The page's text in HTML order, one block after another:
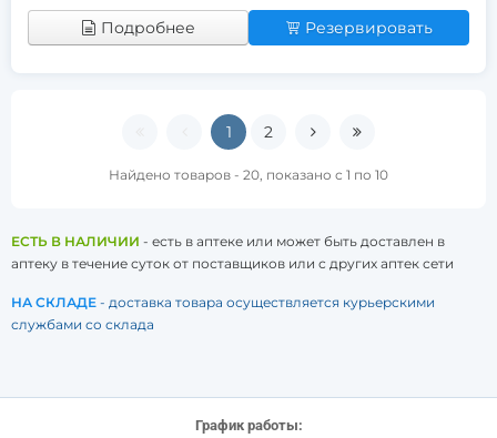
Подробнее Резервировать
1 2
Найдено товаров - 20, показано с 1 по 10
ЕСТЬ В НАЛИЧИИ - есть в аптеке или может быть доставлен в
аптеку в течение суток от поставщиков или с других аптек сети
НА СКЛАДЕ - доставка товара осуществляется курьерскими
службами со склада
График работы: